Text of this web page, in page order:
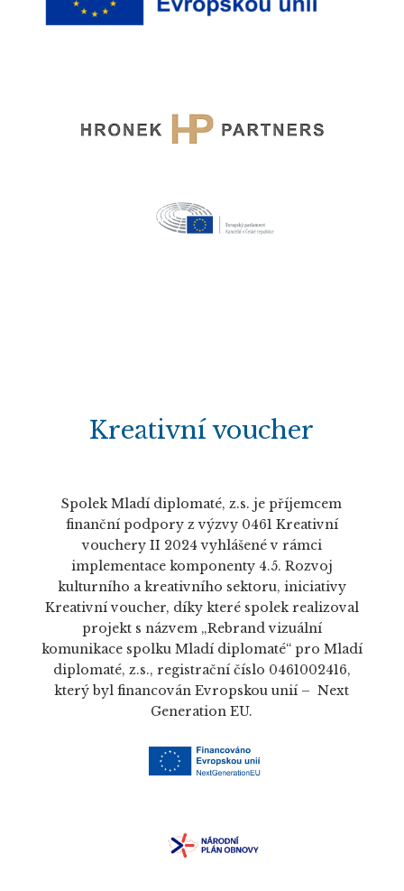
Kreativní voucher
Spolek Mladí diplomaté, z.s. je příjemcem
finanční podpory z výzvy 0461 Kreativní
vouchery II 2024 vyhlášené v rámci
implementace komponenty 4.5. Rozvoj
kulturního a kreativního sektoru, iniciativy
Kreativní voucher, díky které spolek realizoval
projekt s názvem „Rebrand vizuální
komunikace spolku Mladí diplomaté“ pro Mladí
diplomaté, z.s., registrační číslo 0461002416,
který byl financován Evropskou unií – Next
Generation EU.